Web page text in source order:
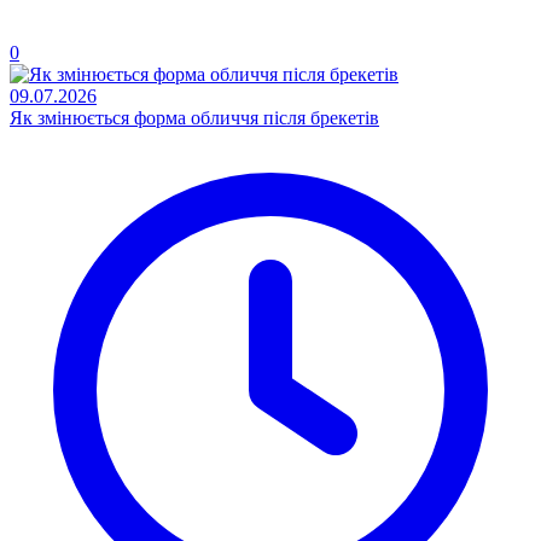
0
09.07.2026
Як змінюється форма обличчя після брекетів